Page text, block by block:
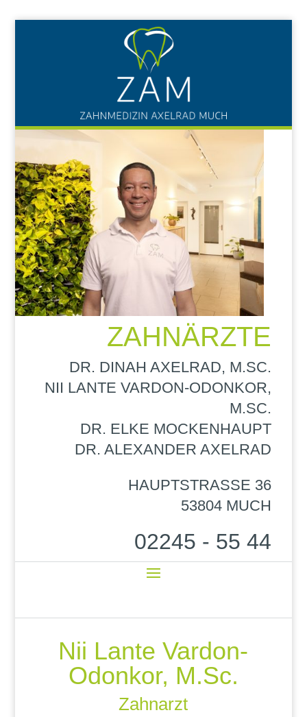
ZAHNÄRZTE
DR. DINAH AXELRAD, M.SC.
NII LANTE VARDON-ODONKOR,
M.SC.
DR. ELKE MOCKENHAUPT
DR. ALEXANDER AXELRAD
HAUPTSTRASSE 36
53804 MUCH
02245 - 55 44
Nii Lante Vardon-
Odonkor, M.Sc.
Zahnarzt